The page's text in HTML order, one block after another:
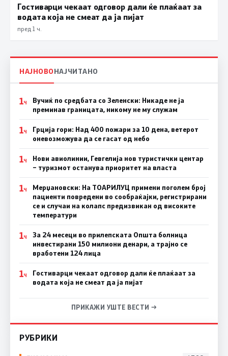
Гостиварци чекаат одговор дали ќе плаќаат за
водата која не смеат да ја пијат
пред 1 ч.
НАЈНОВОНАЈЧИТАНО
1Ч
Вучиќ по средбата со Зеленски: Никаде не ја
преминав границата, никому не му служам
1Ч
Грција гори: Над 400 пожари за 10 дена, ветерот
оневозможува да се гасат од небо
1Ч
Нови авиолинии, Гевгелија нов туристички центар
– туризмот останува приоритет на власта
1Ч
Мерџановски: На ТОАРИЛУЦ примени поголем број
пациенти повредени во сообраќајки, регистрирани
се и случаи на колапс предизвикан од високите
температури
1Ч
За 24 месеци во прилепската Општа болница
инвестирани 150 милиони денари, а трајно се
вработени 124 лица
1Ч
Гостиварци чекаат одговор дали ќе плаќаат за
водата која не смеат да ја пијат
ПРИКАЖИ УШТЕ ВЕСТИ →
РУБРИКИ